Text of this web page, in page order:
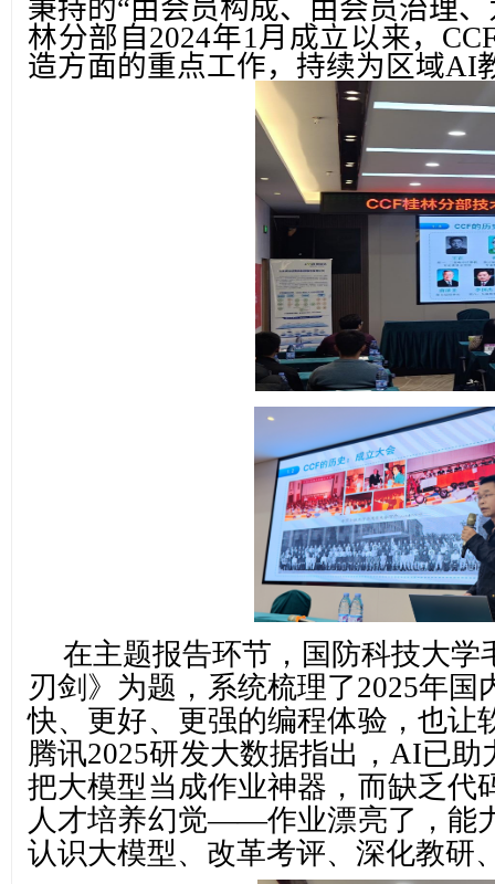
秉持的“由会员构成、由会员治理
林分部自2024年1月成立以来，
造方面的重点工作，持续为区域AI
在主题报告环节，国防科技大
刃剑》为题，系统梳理了2025年国
快、更好、更强的编程体验，也让
腾讯2025研发大数据指出，AI已
把大模型当成作业神器，而缺乏代
人才培养幻觉——作业漂亮了，能
认识大模型、改革考评、深化教研